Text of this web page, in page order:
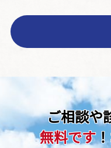
ご相談や
無料です